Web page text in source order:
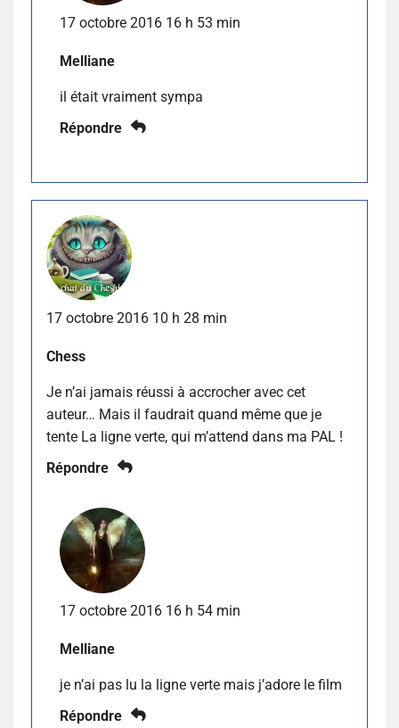
17 octobre 2016 16 h 53 min
Melliane
il était vraiment sympa
Répondre
17 octobre 2016 10 h 28 min
Chess
Je n’ai jamais réussi à accrocher avec cet
auteur… Mais il faudrait quand même que je
tente La ligne verte, qui m’attend dans ma PAL !
Répondre
17 octobre 2016 16 h 54 min
Melliane
je n’ai pas lu la ligne verte mais j’adore le film
Répondre